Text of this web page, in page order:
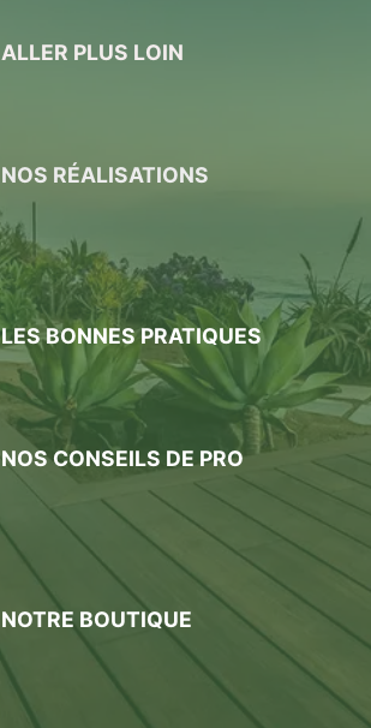
ALLER PLUS LOIN
NOS RÉALISATIONS
LES BONNES PRATIQUES
NOS CONSEILS DE PRO
NOTRE BOUTIQUE